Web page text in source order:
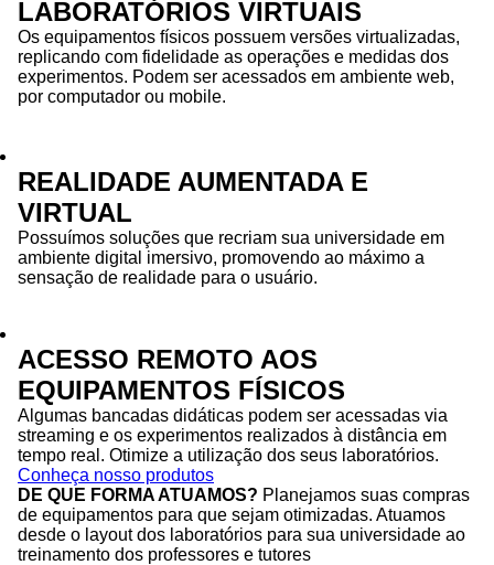
LABORATÓRIOS VIRTUAIS
Os equipamentos físicos possuem versões virtualizadas,
replicando com fidelidade as operações e medidas dos
experimentos. Podem ser acessados em ambiente web,
por computador ou mobile.
REALIDADE AUMENTADA E
VIRTUAL
Possuímos soluções que recriam sua universidade em
ambiente digital imersivo, promovendo ao máximo a
sensação de realidade para o usuário.
ACESSO REMOTO AOS
EQUIPAMENTOS FÍSICOS
Algumas bancadas didáticas podem ser acessadas via
streaming e os experimentos realizados à distância em
tempo real. Otimize a utilização dos seus laboratórios.
Conheça nosso produtos
DE QUE FORMA ATUAMOS? Planejamos suas compras
de equipamentos para que sejam otimizadas. Atuamos
desde o layout dos laboratórios para sua universidade ao
treinamento dos professores e tutores